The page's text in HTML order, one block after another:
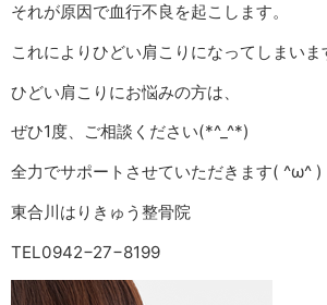
それが原因で血行不良を起こします。
これによりひどい肩こりになってしまいま
ひどい肩こりにお悩みの方は、
ぜひ1度、ご相談ください(*^_^*)
全力でサポートさせていただきます( ^ω^ )
東合川はりきゅう整骨院
TEL0942−27−8199